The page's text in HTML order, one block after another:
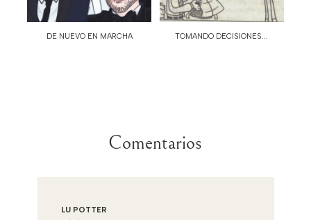
DE NUEVO EN MARCHA TOMANDO DECISIONES...
Comentarios
LU POTTER